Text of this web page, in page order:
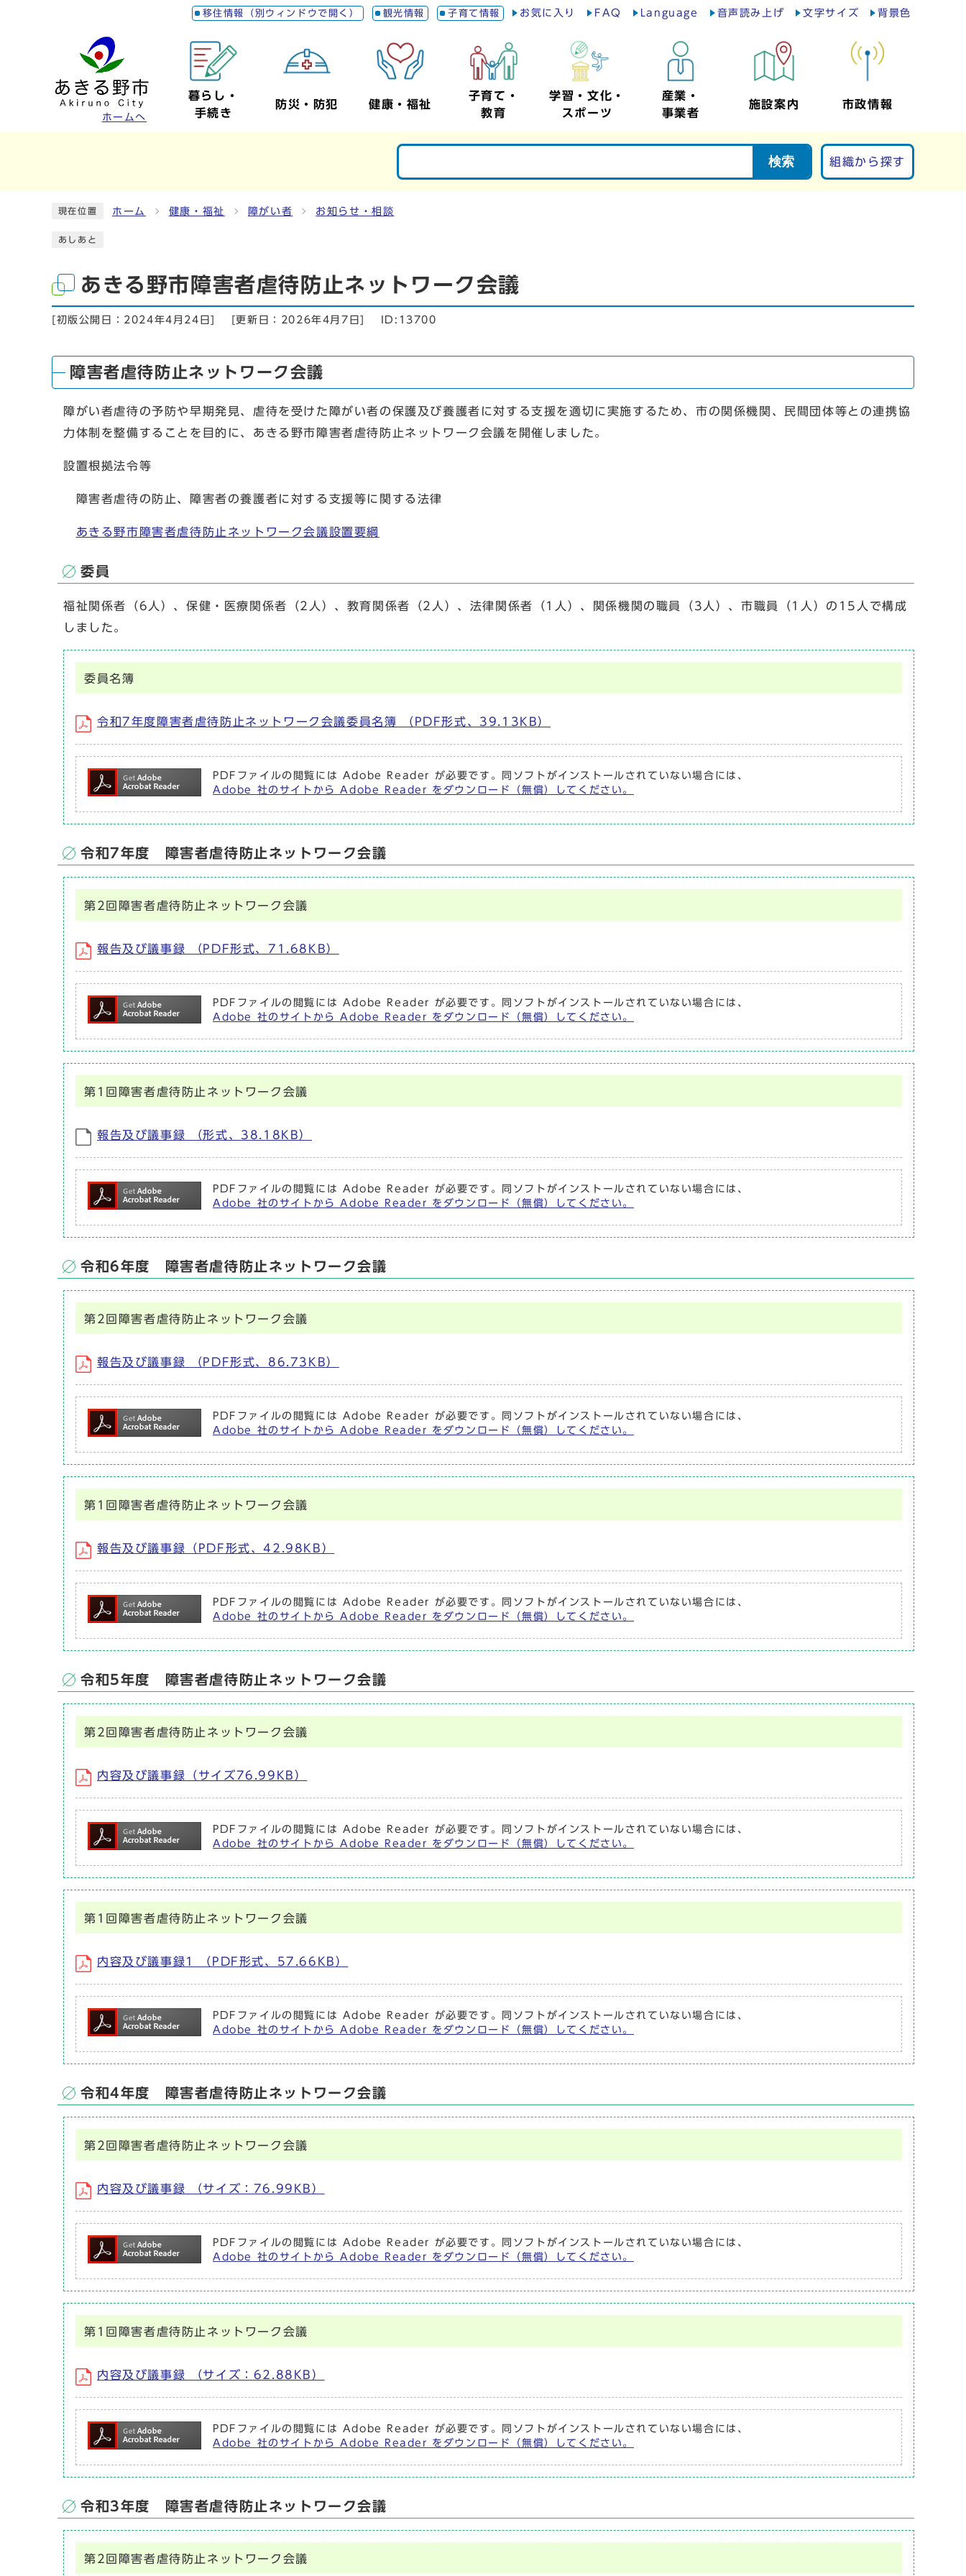
移住情報（別ウィンドウで開く） 観光情報 子育て情報 お気に入り FAQ Language 音声読み上げ 文字サイズ 背景色
ホームへ
暮らし・
手続き
防災・防犯 健康・福祉
子育て・
教育
学習・文化・
スポーツ
産業・
事業者
施設案内 市政情報
検索 組織から探す
現在位置 ホーム 健康・福祉 障がい者 お知らせ・相談
あしあと
あきる野市障害者虐待防止ネットワーク会議
[初版公開日： 2024年4月24日] [更新日： 2026年4月7日] ID:13700
障害者虐待防止ネットワーク会議
障がい者虐待の予防や早期発見、虐待を受けた障がい者の保護及び養護者に対する支援を適切に実施するため、市の関係機関、民間団体等との連携協
力体制を整備することを目的に、あきる野市障害者虐待防止ネットワーク会議を開催しました。
設置根拠法令等
障害者虐待の防止、障害者の養護者に対する支援等に関する法律
あきる野市障害者虐待防止ネットワーク会議設置要綱
委員
福祉関係者（6人）、保健・医療関係者（2人）、教育関係者（2人）、法律関係者（1人）、関係機関の職員（3人）、市職員（1人）の15人で構成
しました。
委員名簿
令和7年度障害者虐待防止ネットワーク会議委員名簿 （PDF形式、39.13KB）
PDFファイルの閲覧には Adobe Reader が必要です。同ソフトがインストールされていない場合には、
Adobe 社のサイトから Adobe Reader をダウンロード（無償）してください。
令和7年度 障害者虐待防止ネットワーク会議
第2回障害者虐待防止ネットワーク会議
報告及び議事録 （PDF形式、71.68KB）
PDFファイルの閲覧には Adobe Reader が必要です。同ソフトがインストールされていない場合には、
Adobe 社のサイトから Adobe Reader をダウンロード（無償）してください。
第1回障害者虐待防止ネットワーク会議
報告及び議事録 （形式、38.18KB）
PDFファイルの閲覧には Adobe Reader が必要です。同ソフトがインストールされていない場合には、
Adobe 社のサイトから Adobe Reader をダウンロード（無償）してください。
令和6年度 障害者虐待防止ネットワーク会議
第2回障害者虐待防止ネットワーク会議
報告及び議事録 （PDF形式、86.73KB）
PDFファイルの閲覧には Adobe Reader が必要です。同ソフトがインストールされていない場合には、
Adobe 社のサイトから Adobe Reader をダウンロード（無償）してください。
第1回障害者虐待防止ネットワーク会議
報告及び議事録（PDF形式、42.98KB）
PDFファイルの閲覧には Adobe Reader が必要です。同ソフトがインストールされていない場合には、
Adobe 社のサイトから Adobe Reader をダウンロード（無償）してください。
令和5年度 障害者虐待防止ネットワーク会議
第2回障害者虐待防止ネットワーク会議
内容及び議事録（サイズ76.99KB）
PDFファイルの閲覧には Adobe Reader が必要です。同ソフトがインストールされていない場合には、
Adobe 社のサイトから Adobe Reader をダウンロード（無償）してください。
第1回障害者虐待防止ネットワーク会議
内容及び議事録1 （PDF形式、57.66KB）
PDFファイルの閲覧には Adobe Reader が必要です。同ソフトがインストールされていない場合には、
Adobe 社のサイトから Adobe Reader をダウンロード（無償）してください。
令和4年度 障害者虐待防止ネットワーク会議
第2回障害者虐待防止ネットワーク会議
内容及び議事録 （サイズ：76.99KB）
PDFファイルの閲覧には Adobe Reader が必要です。同ソフトがインストールされていない場合には、
Adobe 社のサイトから Adobe Reader をダウンロード（無償）してください。
第1回障害者虐待防止ネットワーク会議
内容及び議事録 （サイズ：62.88KB）
PDFファイルの閲覧には Adobe Reader が必要です。同ソフトがインストールされていない場合には、
Adobe 社のサイトから Adobe Reader をダウンロード（無償）してください。
令和3年度 障害者虐待防止ネットワーク会議
第2回障害者虐待防止ネットワーク会議